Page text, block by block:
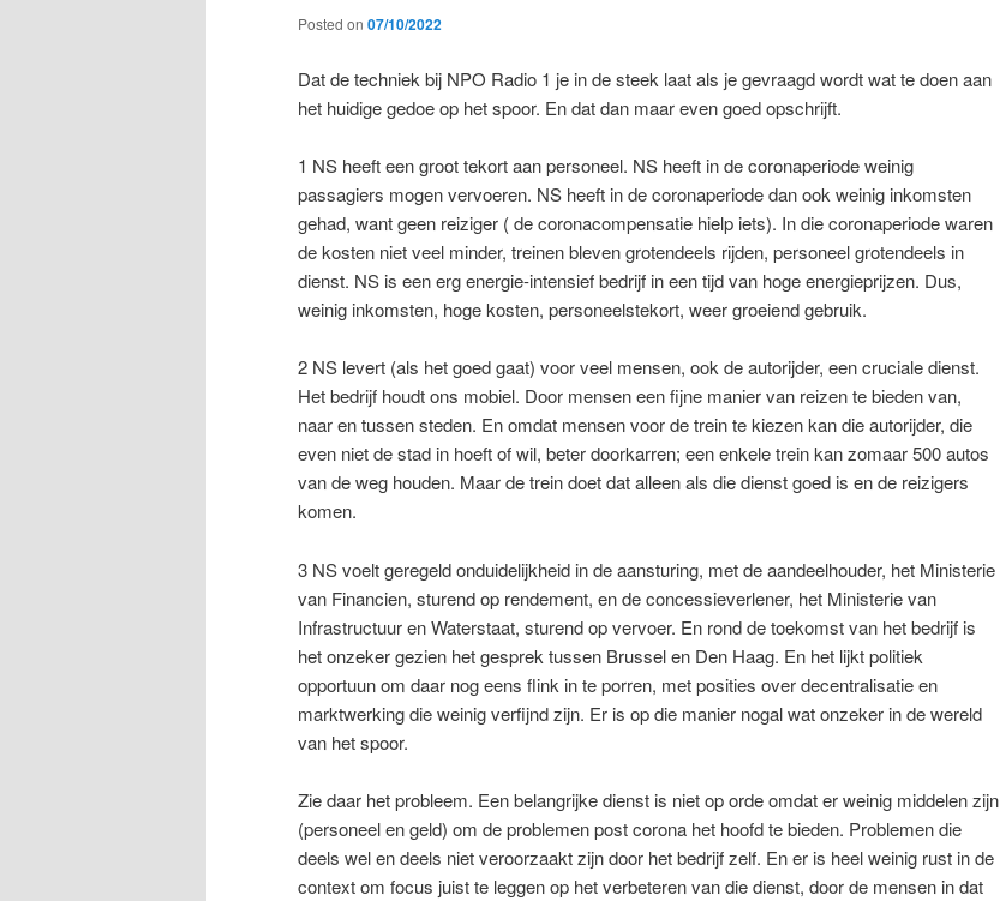
Posted on 07/10/2022
Dat de techniek bij NPO Radio 1 je in de steek laat als je gevraagd wordt wat te doen aan
het huidige gedoe op het spoor. En dat dan maar even goed opschrijft.
1 NS heeft een groot tekort aan personeel. NS heeft in de coronaperiode weinig
passagiers mogen vervoeren. NS heeft in de coronaperiode dan ook weinig inkomsten
gehad, want geen reiziger ( de coronacompensatie hielp iets). In die coronaperiode waren
de kosten niet veel minder, treinen bleven grotendeels rijden, personeel grotendeels in
dienst. NS is een erg energie-intensief bedrijf in een tijd van hoge energieprijzen. Dus,
weinig inkomsten, hoge kosten, personeelstekort, weer groeiend gebruik.
2 NS levert (als het goed gaat) voor veel mensen, ook de autorijder, een cruciale dienst.
Het bedrijf houdt ons mobiel. Door mensen een fijne manier van reizen te bieden van,
naar en tussen steden. En omdat mensen voor de trein te kiezen kan die autorijder, die
even niet de stad in hoeft of wil, beter doorkarren; een enkele trein kan zomaar 500 autos
van de weg houden. Maar de trein doet dat alleen als die dienst goed is en de reizigers
komen.
3 NS voelt geregeld onduidelijkheid in de aansturing, met de aandeelhouder, het Ministerie
van Financien, sturend op rendement, en de concessieverlener, het Ministerie van
Infrastructuur en Waterstaat, sturend op vervoer. En rond de toekomst van het bedrijf is
het onzeker gezien het gesprek tussen Brussel en Den Haag. En het lijkt politiek
opportuun om daar nog eens flink in te porren, met posities over decentralisatie en
marktwerking die weinig verfijnd zijn. Er is op die manier nogal wat onzeker in de wereld
van het spoor.
Zie daar het probleem. Een belangrijke dienst is niet op orde omdat er weinig middelen zijn
(personeel en geld) om de problemen post corona het hoofd te bieden. Problemen die
deels wel en deels niet veroorzaakt zijn door het bedrijf zelf. En er is heel weinig rust in de
context om focus juist te leggen op het verbeteren van die dienst, door de mensen in dat